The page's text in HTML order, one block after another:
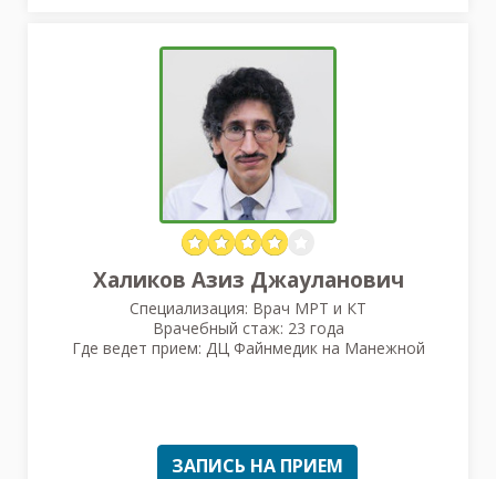
Халиков Азиз Джауланович
Специализация: Врач МРТ и КТ
Врачебный стаж: 23 года
Где ведет прием: ДЦ Файнмедик на Манежной
ЗАПИСЬ НА ПРИЕМ